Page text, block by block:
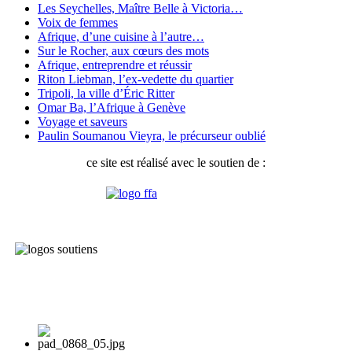
Les Seychelles, Maître Belle à Victoria…
Voix de femmes
Afrique, d’une cuisine à l’autre…
Sur le Rocher, aux cœurs des mots
Afrique, entreprendre et réussir
Riton Liebman, l’ex-vedette du quartier
Tripoli, la ville d’Éric Ritter
Omar Ba, l’Afrique à Genève
Voyage et saveurs
Paulin Soumanou Vieyra, le précurseur oublié
ce site est réalisé avec le soutien de :